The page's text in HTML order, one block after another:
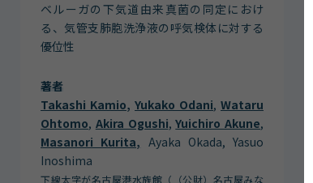
ベルーガの下気道由来真菌の同定におけ
る、気管支肺胞洗浄液の呼気検体に対する
優位性
著者
Takashi Kamio, Yukako Odani, Wataru
Ohtomo, Akira Ogushi,Yuichiro Akune,
Masanori Kurita, Ayaka Okada, Yasuo
Inoshima
下線太字が名古屋港水族館（（公財）名古屋みな